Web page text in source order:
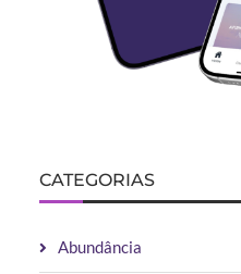
CATEGORIAS
Abundância